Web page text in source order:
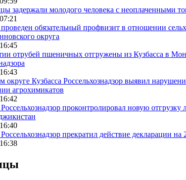
задержали молодого человека с неоплаченными
обязательный профвизит в отношении
округа
отрубей пшеничных отгружены из Кузбасса в
округе Кузбасса Россельхознадзор выявил
агрохимикатов
проконтролировал новую
прекратил действие декларации на